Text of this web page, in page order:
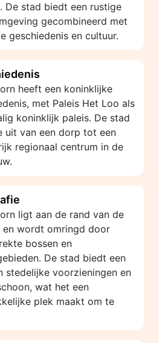
De stad biedt een rustige
gecombineerd met
geschiedenis en cultuur.
heeft een koninklijke
met Paleis Het Loo als
koninklijk paleis. De stad
uit van een dorp tot een
regionaal centrum in de
ligt aan de rand van de
en wordt omringd door
bossen en
De stad biedt een
stedelijke voorzieningen en
wat het een
plek maakt om te